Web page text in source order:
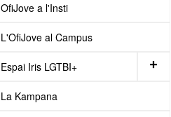
OfiJove a l'Insti
L'OfiJove al Campus
Espai Iris LGTBI+ +
La Kampana